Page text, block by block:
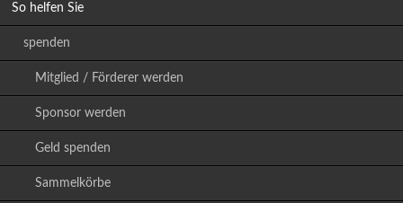
So helfen Sie
spenden
Mitglied / Förderer werden
Sponsor werden
Geld spenden
Sammelkörbe